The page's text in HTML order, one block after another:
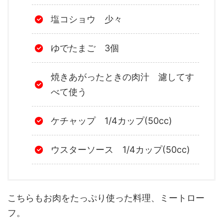
塩コショウ 少々
ゆでたまご 3個
焼きあがったときの肉汁 濾してす
べて使う
ケチャップ 1/4カップ(50cc)
ウスターソース 1/4カップ(50cc)
こちらもお肉をたっぷり使った料理、ミートロー
フ。